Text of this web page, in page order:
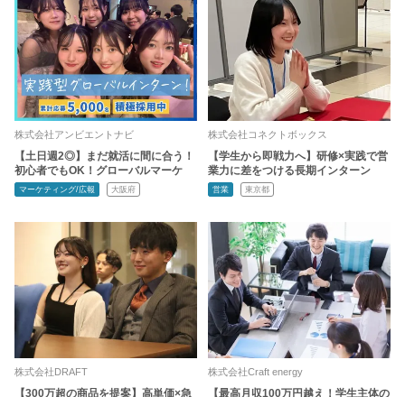
株式会社アンビエントナビ
【土日週2◎】まだ就活に間に合う！
初心者でもOK！グローバルマーケ
マーケティング/広報 大阪府
株式会社コネクトボックス
【学生から即戦力へ】研修×実践で営
業力に差をつける長期インターン
営業 東京都
株式会社DRAFT
【300万超の商品を提案】高単価×急
株式会社Craft energy
【最高月収100万円越え！学生主体の